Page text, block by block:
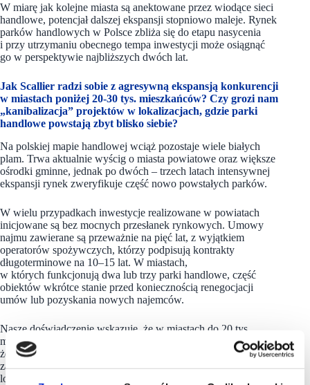
W miarę jak kolejne miasta są anektowane przez wiodące sieci
handlowe, potencjał dalszej ekspansji stopniowo maleje. Rynek
parków handlowych w Polsce zbliża się do etapu nasycenia
i przy utrzymaniu obecnego tempa inwestycji może osiągnąć
go w perspektywie najbliższych dwóch lat.
Jak Scallier radzi sobie z agresywną ekspansją konkurencji
w miastach poniżej 20-30 tys. mieszkańców? Czy grozi nam
„kanibalizacja” projektów w lokalizacjach, gdzie parki
handlowe powstają zbyt blisko siebie?
Na polskiej mapie handlowej wciąż pozostaje wiele białych
plam. Trwa aktualnie wyścig o miasta powiatowe oraz większe
ośrodki gminne, jednak po dwóch – trzech latach intensywnej
ekspansji rynek zweryfikuje część nowo powstałych parków.
W wielu przypadkach inwestycje realizowane w powiatach
inicjowane są bez mocnych przesłanek rynkowych. Umowy
najmu zawierane są przeważnie na pięć lat, z wyjątkiem
operatorów spożywczych, którzy podpisują kontrakty
długoterminowe na 10–15 lat. W miastach,
w których funkcjonują dwa lub trzy parki handlowe, część
obiektów wkrótce stanie przed koniecznością renegocjacji
umów lub pozyskania nowych najemców.
Nasze doświadczenie wskazuje, że w miastach do 20 tys.
mieszkańców optymalny jest jeden park handlowy, co oznacza,
że rynek może w niedługim czasie odnotować pierwsze
zamknięcia obiektów w mniej perspektywicznych
lokalizacjach.